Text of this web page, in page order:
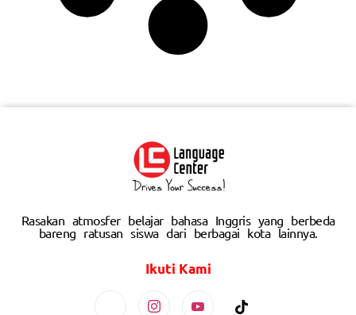
Rasakan atmosfer belajar bahasa Inggris yang berbeda
bareng ratusan siswa dari berbagai kota lainnya.
Ikuti Kami